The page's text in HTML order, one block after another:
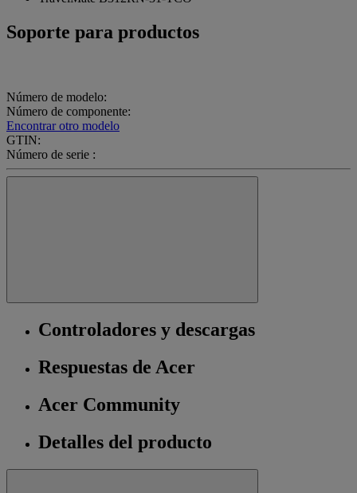
Soporte para productos
Número de modelo:
Número de componente:
Encontrar otro modelo
GTIN:
Número de serie :
Controladores y descargas
Respuestas de Acer
Acer Community
Detalles del producto